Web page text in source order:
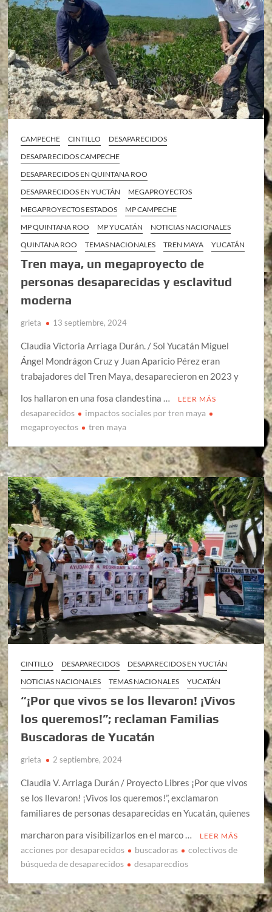
CAMPECHE CINTILLO
DESAPARECIDOS
DESAPARECIDOS CAMPECHE
DESAPARECIDOS EN QUINTANA ROO
DESAPARECIDOS EN YUCTÁN
MEGAPROYECTOS
MEGAPROYECTOS ESTADOS
MP CAMPECHE
MP QUINTANA ROO
MP YUCATÁN
NOTICIAS NACIONALES
QUINTANA ROO
TEMAS NACIONALES TREN MAYA YUCATÁN
Tren maya, un megaproyecto de
personas desaparecidas y esclavitud
moderna
grieta 13 septiembre, 2024
Claudia Victoria Arriaga Durán. / Sol Yucatán Miguel
Ángel Mondrágon Cruz y Juan Aparicio Pérez eran
trabajadores del Tren Maya, desaparecieron en 2023 y
los hallaron en una fosa clandestina …
LEER MÁS
desaparecidos
impactos sociales por tren maya
megaproyectos
tren maya
CINTILLO DESAPARECIDOS
DESAPARECIDOS EN YUCTÁN
NOTICIAS NACIONALES
TEMAS NACIONALES YUCATÁN
“¡Por que vivos se los llevaron! ¡Vivos
los queremos!”; reclaman Familias
Buscadoras de Yucatán
grieta 2 septiembre, 2024
Claudia V. Arriaga Durán / Proyecto Libres ¡Por que vivos
se los llevaron! ¡Vivos los queremos!”, exclamaron
familiares de personas desaparecidas en Yucatán, quienes
marcharon para visibilizarlos en el marco …
LEER MÁS
acciones por desaparecidos buscadoras
colectivos de
búsqueda de desaparecidos
desaparecdios